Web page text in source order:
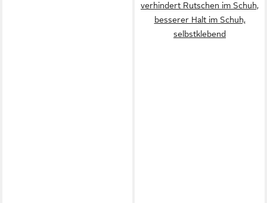
verhindert Rutschen im Schuh,
besserer Halt im Schuh,
selbstklebend